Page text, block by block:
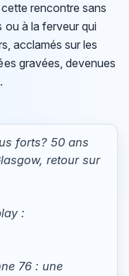
rencontre sans
ou à la ferveur qui
acclamés sur les
gravées, devenues
forts? 50 ans
retour sur
:
76 : une